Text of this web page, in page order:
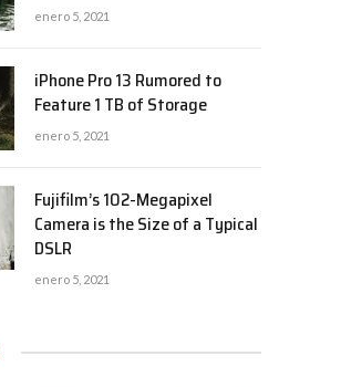
enero 5, 2021
iPhone Pro 13 Rumored to
Feature 1 TB of Storage
enero 5, 2021
Fujifilm’s 102-Megapixel
Camera is the Size of a Typical
DSLR
enero 5, 2021